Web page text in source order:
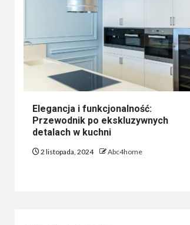
Elegancja i funkcjonalność:
Przewodnik po ekskluzywnych
detalach w kuchni
2 listopada, 2024 Abc4home